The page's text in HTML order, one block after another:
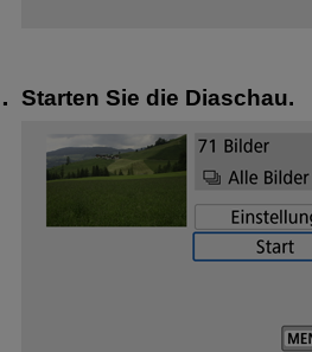
Starten Sie die Diaschau.